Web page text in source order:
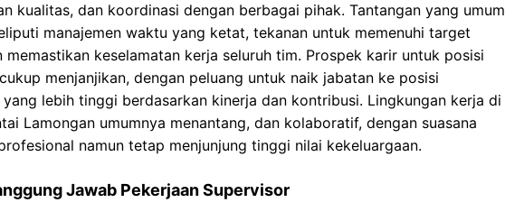
kualitas, dan koordinasi dengan berbagai pihak. Tantangan yang umum
manajemen waktu yang ketat, tekanan untuk memenuhi target
memastikan keselamatan kerja seluruh tim. Prospek karir untuk posisi
menjanjikan, dengan peluang untuk naik jabatan ke posisi
yang lebih tinggi berdasarkan kinerja dan kontribusi. Lingkungan kerja di
Lamongan umumnya menantang, dan kolaboratif, dengan suasana
namun tetap menjunjung tinggi nilai kekeluargaan.
Jawab Pekerjaan Supervisor